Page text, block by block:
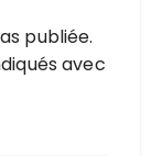
publiée.
avec